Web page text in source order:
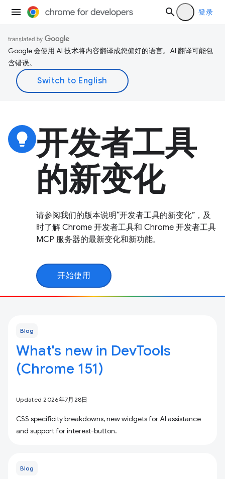
登录
Google 会使用 AI 技术将内容翻译成您偏好的语言。AI 翻译可能包
含错误。
lightbulb 开发者工具
的新变化
请参阅我们的版本说明“开发者工具的新变化”，及
时了解 Chrome 开发者工具和 Chrome 开发者工具
MCP 服务器的最新变化和新功能。
开始使用
Blog
What's new in DevTools
(Chrome 151)
Updated 2026年7月28日
CSS specificity breakdowns, new widgets for AI assistance
and support for interest-button.
Blog